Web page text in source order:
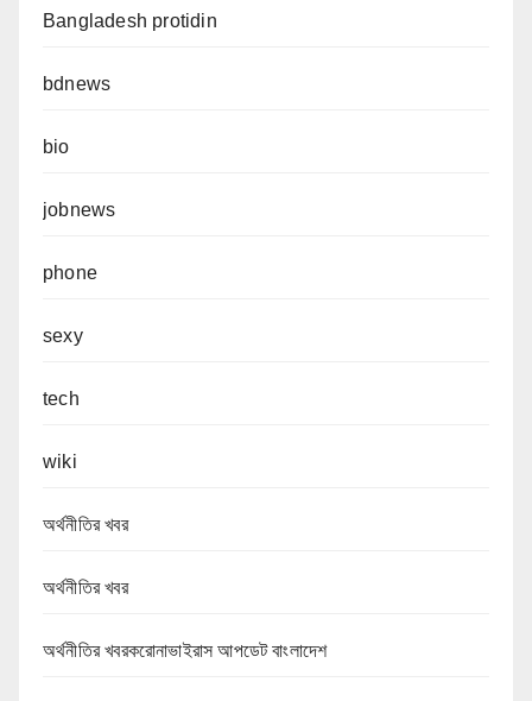
Bangladesh protidin
bdnews
bio
jobnews
phone
sexy
tech
wiki
অর্থনীতির খবর
অর্থনীতির খবর
অর্থনীতির খবরকরোনাভাইরাস আপডেট বাংলাদেশ